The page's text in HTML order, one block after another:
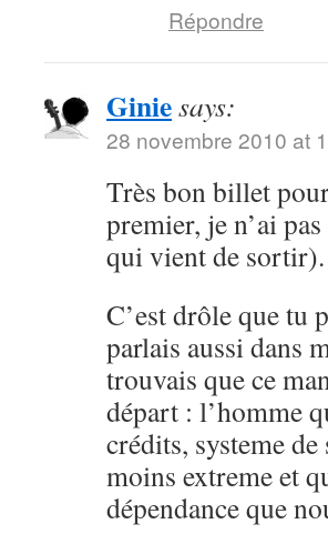
Répondre
Giniesays:
28 novembre 2010 at
Très bon billet
premier, je n’ai
qui vient de sortir).
C’est drôle que tu
parlais aussi dans
trouvais que ce
départ : l’homme
crédits, systeme
moins extreme et
dépendance que